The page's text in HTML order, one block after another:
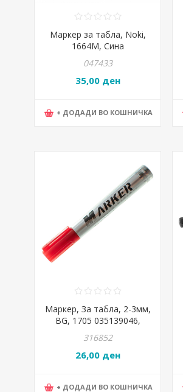
Маркер за табла, Noki,
1664M, Сина
047433
35,00 ден
+ ДОДАДИ ВО КОШНИЧКА
Маркер, За табла, 2-3мм,
BG, 1705 035139046,
Црвена
316852
26,00 ден
+ ДОДАДИ ВО КОШНИЧКА